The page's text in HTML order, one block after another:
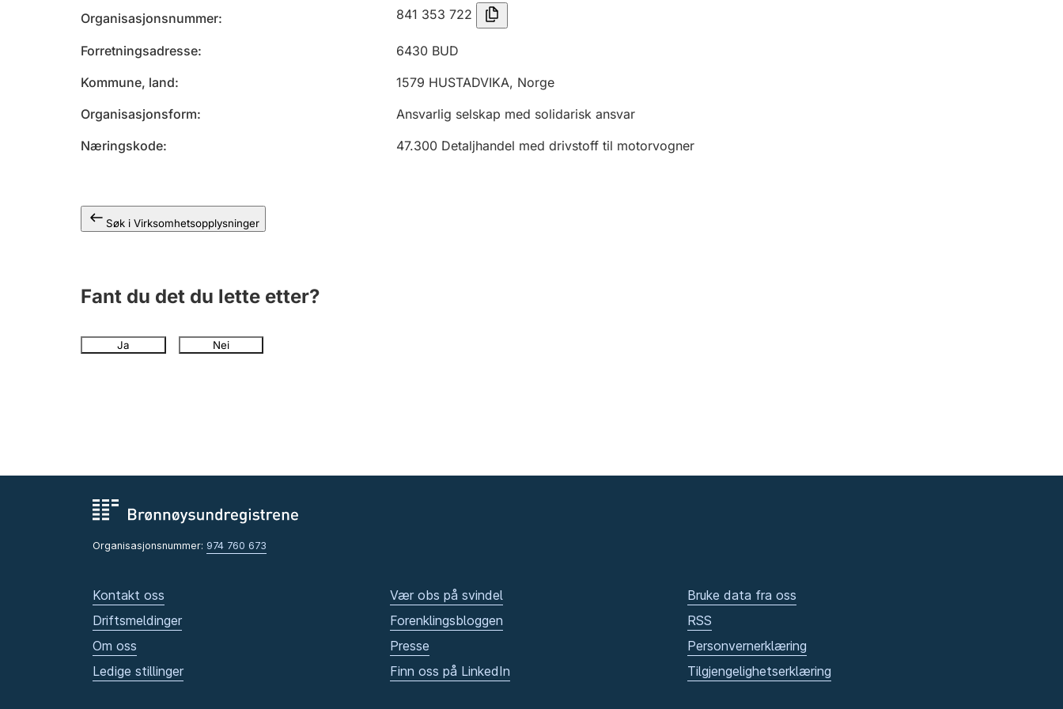
Organisasjonsnummer 841 353 722
Forretningsadresse 6430 BUD
Kommune, land
1579 HUSTADVIKA, Norge
Organisasjonsform
Ansvarlig selskap med solidarisk ansvar
Næringskode
47.300 Detaljhandel med drivstoff til motorvogner
Søk i Virksomhetsopplysninger
Fant du det du lette etter?
Ja Nei
Organisasjonsnummer: 974 760 673
Kontakt oss
Driftsmeldinger
Om oss
Ledige stillinger
Vær obs på svindel
Forenklingsbloggen
Presse
Finn oss på LinkedIn
Bruke data fra oss
RSS
Personvernerklæring
Tilgjengelighetserklæring